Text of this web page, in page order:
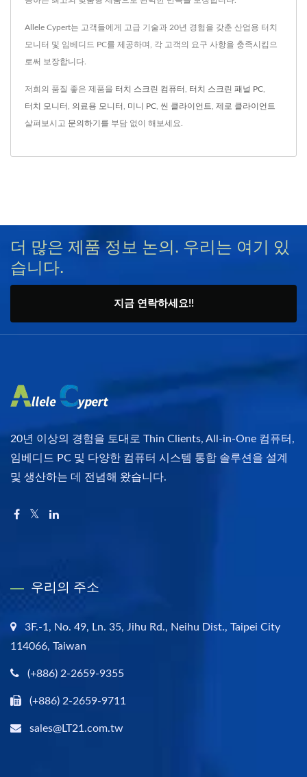
Allele Cypert는 고객들에게 고급 기술과 20년 경험을 갖춘 산업용 터치
모니터 및 임베디드 PC를 제공하며, 각 고객의 요구 사항을 충족시킴으
로써 보장합니다.
저희의 품질 좋은 제품을 터치 스크린 컴퓨터 터치 스크린 패널 PC
터치 모니터 의료용 모니터 미니 PC 씬 클라이언트 제로 클라이언트
살펴보시고 문의하기 를 부담 없이 해보세요.
더 많은 제품 정보 논의. 우리는 여기 있
습니다.
지금 연락하세요!!
20년 이상의 경험을 토대로 Thin Clients, All-in-One 컴퓨터,
임베디드 PC 및 다양한 컴퓨터 시스템 통합 솔루션을 설계
및 생산하는 데 전념해 왔습니다.
우리의 주소
3F.-1, No. 49, Ln. 35, Jihu Rd., Neihu Dist., Taipei City
114066, Taiwan
(+886) 2-2659-9355
(+886) 2-2659-9711
sales@LT21.com.tw